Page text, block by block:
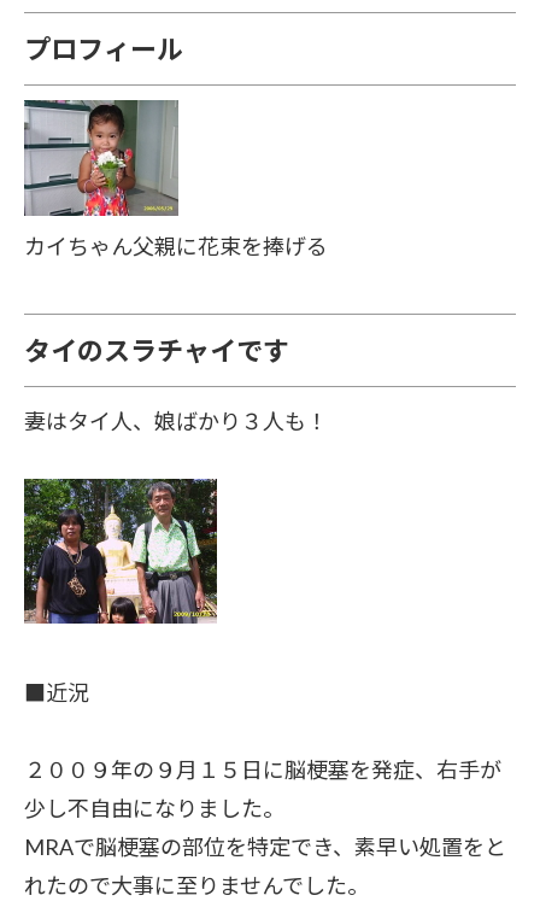
プロフィール
カイちゃん父親に花束を捧げる
タイのスラチャイです
妻はタイ人、娘ばかり３人も！
■近況
２００９年の９月１５日に脳梗塞を発症、右手が
少し不自由になりました。
MRAで脳梗塞の部位を特定でき、素早い処置をと
れたので大事に至りませんでした。